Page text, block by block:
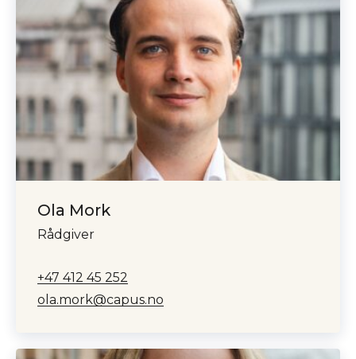
Ola Mork
Rådgiver
+47 412 45 252
ola.mork@capus.no